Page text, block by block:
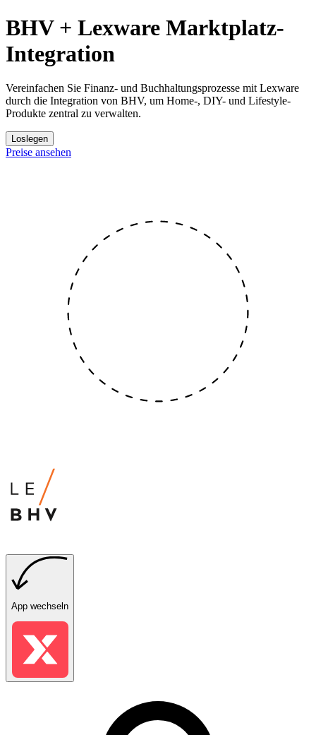
BHV + Lexware Marktplatz-
Integration
Vereinfachen Sie Finanz- und Buchhaltungsprozesse mit Lexware
durch die Integration von BHV, um Home-, DIY- und Lifestyle-
Produkte zentral zu verwalten.
Loslegen
Preise ansehen
App wechseln